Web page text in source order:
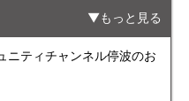
もっと見る
ティチャンネル停波のお